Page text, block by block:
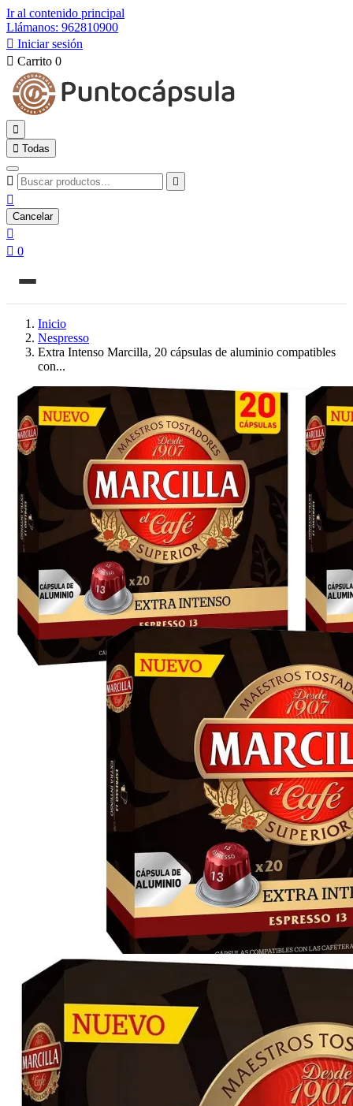
Ir al contenido principal
Llámanos: 962810900
 Iniciar sesión
 Carrito 0

 Todas
 

Cancelar

 0
Inicio
Nespresso
Extra Intenso Marcilla, 20 cápsulas de aluminio compatibles
con...